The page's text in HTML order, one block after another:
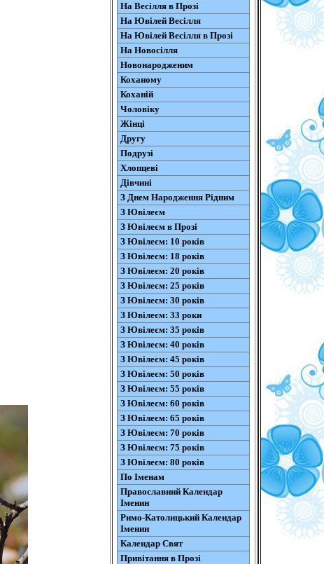
На Весілля в Прозі
На Ювілей Весілля
На Ювілей Весілля в Прозі
На Новосілля
Новонародженим
Коханому
Коханій
Чоловіку
Жінці
Другу
Подрузі
Хлопцеві
Дівчині
З Днем Народження Рідним
З Ювілеєм
З Ювілеєм в Прозі
З Ювілеєм: 10 років
З Ювілеєм: 18 років
З Ювілеєм: 20 років
З Ювілеєм: 25 років
З Ювілеєм: 30 років
З Ювілеєм: 33 роки
З Ювілеєм: 35 років
З Ювілеєм: 40 років
З Ювілеєм: 45 років
З Ювілеєм: 50 років
З Ювілеєм: 55 років
З Ювілеєм: 60 років
З Ювілеєм: 65 років
З Ювілеєм: 70 років
З Ювілеєм: 75 років
З Ювілеєм: 80 років
По Іменам
Православний Календар
Іменин
Римо-Католицький Календар
Іменин
Календар Свят
Привітання в Прозі